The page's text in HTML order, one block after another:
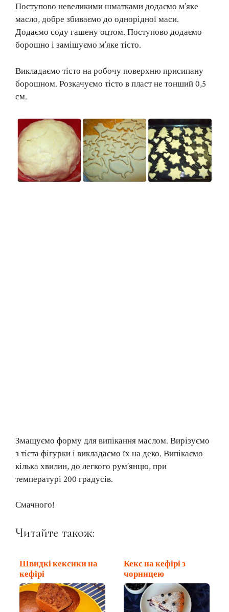
Поступово невеликими шматками додаємо м’яке
масло, добре збиваємо до однорідної маси.
Додаємо соду гашену оцтом. Поступово додаємо
борошно і замішуємо м’яке тісто.
Викладаємо тісто на робочу поверхню присипану
борошном. Розкачуємо тісто в пласт не тонший 0,5
см.
Змащуємо форму для випікання маслом. Вирізуємо
з тіста фігурки і викладаємо їх на деко. Випікаємо
кілька хвилин, до легкого рум’янцю, при
температурі 200 градусів.
Смачного!
Читайте також:
Швидкі кексики на
кефірі
Кекс на кефірі з
чорницею